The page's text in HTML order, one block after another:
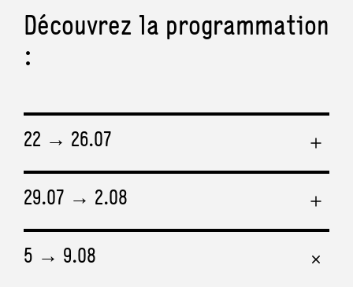
Découvrez la programmation
:
22 → 26.07
Mercredi 22 juillet
29.07 → 2.08
Mercredi 29 juillet
5 → 9.08